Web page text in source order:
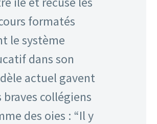
formatés
le système
dans son
actuel gavent
braves collégiens
des oies : “Il y